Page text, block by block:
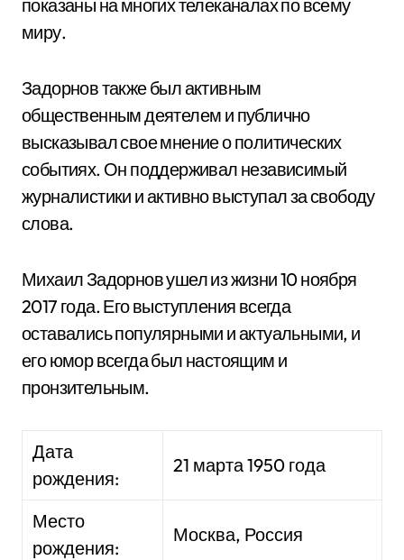
показаны на многих телеканалах по всему
миру.
Задорнов также был активным
общественным деятелем и публично
высказывал свое мнение о политических
событиях. Он поддерживал независимый
журналистики и активно выступал за свободу
слова.
Михаил Задорнов ушел из жизни 10 ноября
2017 года. Его выступления всегда
оставались популярными и актуальными, и
его юмор всегда был настоящим и
пронзительным.
Дата
рождения:
21 марта 1950 года
Место
рождения:
Москва, Россия